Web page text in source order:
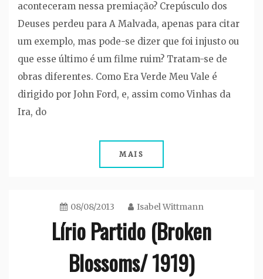
aconteceram nessa premiação? Crepúsculo dos
Deuses perdeu para A Malvada, apenas para citar
um exemplo, mas pode-se dizer que foi injusto ou
que esse último é um filme ruim? Tratam-se de
obras diferentes. Como Era Verde Meu Vale é
dirigido por John Ford, e, assim como Vinhas da
Ira, do
MAIS
08/08/2013 Isabel Wittmann
Lírio Partido (Broken
Blossoms/ 1919)